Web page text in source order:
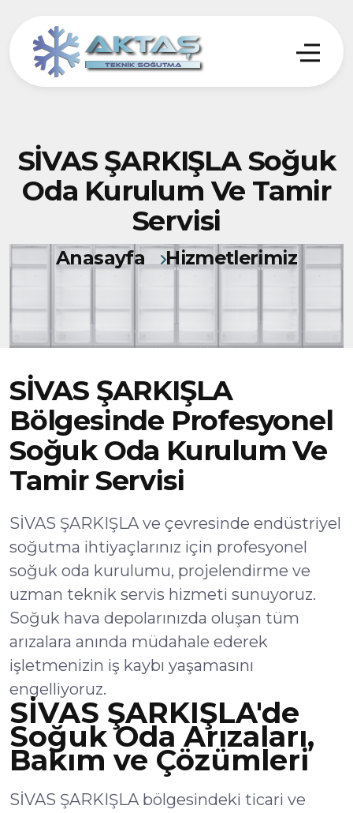
SİVAS ŞARKIŞLA Soğuk
Oda Kurulum Ve Tamir
Servisi
Anasayfa Hizmetlerimiz
SİVAS ŞARKIŞLA
Bölgesinde Profesyonel
Soğuk Oda Kurulum Ve
Tamir Servisi
SİVAS ŞARKIŞLA ve çevresinde endüstriyel
soğutma ihtiyaçlarınız için profesyonel
soğuk oda kurulumu, projelendirme ve
uzman teknik servis hizmeti sunuyoruz.
Soğuk hava depolarınızda oluşan tüm
arızalara anında müdahale ederek
işletmenizin iş kaybı yaşamasını
engelliyoruz.
SİVAS ŞARKIŞLA'de
Soğuk Oda Arızaları,
Bakım ve Çözümleri
SİVAS ŞARKIŞLA bölgesindeki ticari ve